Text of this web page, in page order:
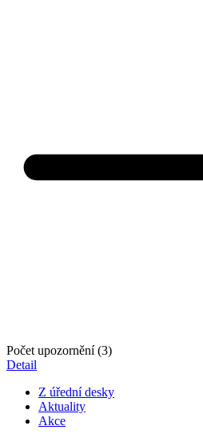
Počet upozornění (3)
Detail
Z úřední desky
Aktuality
Akce